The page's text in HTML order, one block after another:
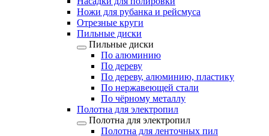
Ножи для рубанка и рейсмуса
Отрезные круги
Пильные диски
Пильные диски
По алюминию
По дереву
По дереву, алюминию, пластику
По нержавеющей стали
По чёрному металлу
Полотна для электропил
Полотна для электропил
Полотна для ленточных пил